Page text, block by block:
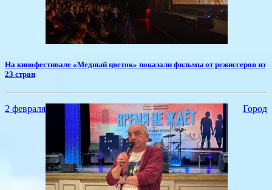
​На кинофестивале «Медный цветок» показали фильмы от режиссеров из
23 стран
2 февраля Город